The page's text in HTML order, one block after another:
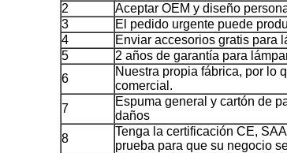
2
Aceptar OEM y diseño
3
El pedido urgente puede
4
Enviar accesorios gratis para
5
2 años de garantía para
6
Nuestra propia fábrica, por lo
comercial.
7
Espuma general y cartón de
daños
8
Tenga la certificación CE,
prueba para que su negocio